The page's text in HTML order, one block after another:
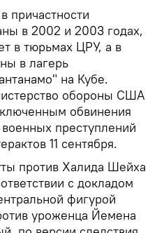
причастности
в 2002 и 2003 годах,
в тюрьмах ЦРУ, а в
в лагерь
на Кубе.
обороны США
обвинения
преступлений
11 сентября.
против Халида Шейха
с докладом
фигурой
уроженца Йемена